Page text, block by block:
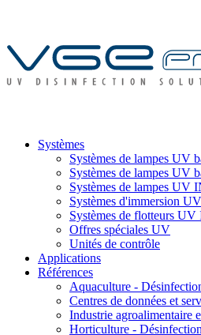
Systèmes
Systèmes de lampes UV
Systèmes de lampes UV
Systèmes de lampes UV
Systèmes d'immersion
Systèmes de flotteurs
Offres spéciales UV
Unités de contrôle
Applications
Références
Aquaculture -
Centres de données et
Industrie agroalimentaire
Horticulture -